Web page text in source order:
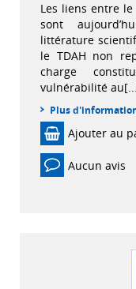
Les liens entre
sont
littérature
le TDAH non
charge
vulnérabilité
Plus
Ajouter au
Aucun avis